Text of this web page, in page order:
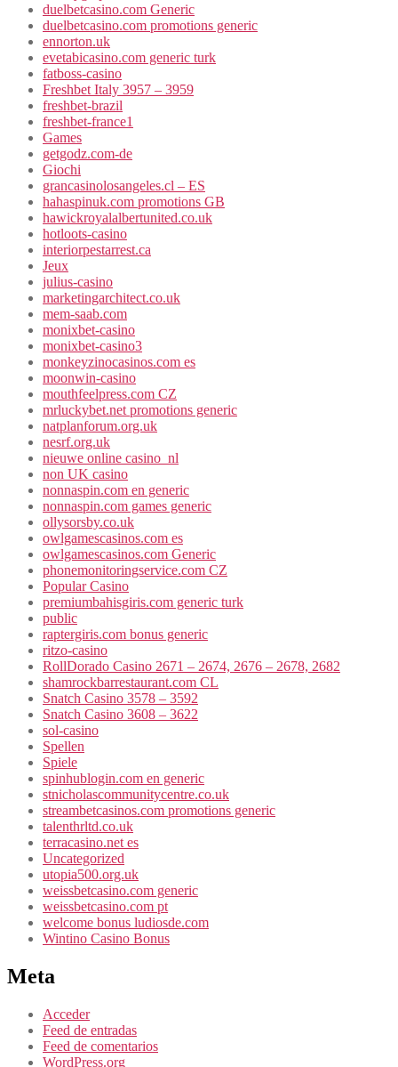
duelbetcasino.com Generic
duelbetcasino.com promotions generic
ennorton.uk
evetabicasino.com generic turk
fatboss-casino
Freshbet Italy 3957 – 3959
freshbet-brazil
freshbet-france1
Games
getgodz.com-de
Giochi
grancasinolosangeles.cl – ES
hahaspinuk.com promotions GB
hawickroyalalbertunited.co.uk
hotloots-casino
interiorpestarrest.ca
Jeux
julius-casino
marketingarchitect.co.uk
mem-saab.com
monixbet-casino
monixbet-casino3
monkeyzinocasinos.com es
moonwin-casino
mouthfeelpress.com CZ
mrluckybet.net promotions generic
natplanforum.org.uk
nesrf.org.uk
nieuwe online casino_nl
non UK casino
nonnaspin.com en generic
nonnaspin.com games generic
ollysorsby.co.uk
owlgamescasinos.com es
owlgamescasinos.com Generic
phonemonitoringservice.com CZ
Popular Casino
premiumbahisgiris.com generic turk
public
raptergiris.com bonus generic
ritzo-casino
RollDorado Casino 2671 – 2674, 2676 – 2678, 2682
shamrockbarrestaurant.com CL
Snatch Casino 3578 – 3592
Snatch Casino 3608 – 3622
sol-casino
Spellen
Spiele
spinhublogin.com en generic
stnicholascommunitycentre.co.uk
streambetcasinos.com promotions generic
talenthrltd.co.uk
terracasino.net es
Uncategorized
utopia500.org.uk
weissbetcasino.com generic
weissbetcasino.com pt
welcome bonus ludiosde.com
Wintino Casino Bonus
Meta
Acceder
Feed de entradas
Feed de comentarios
WordPress.org